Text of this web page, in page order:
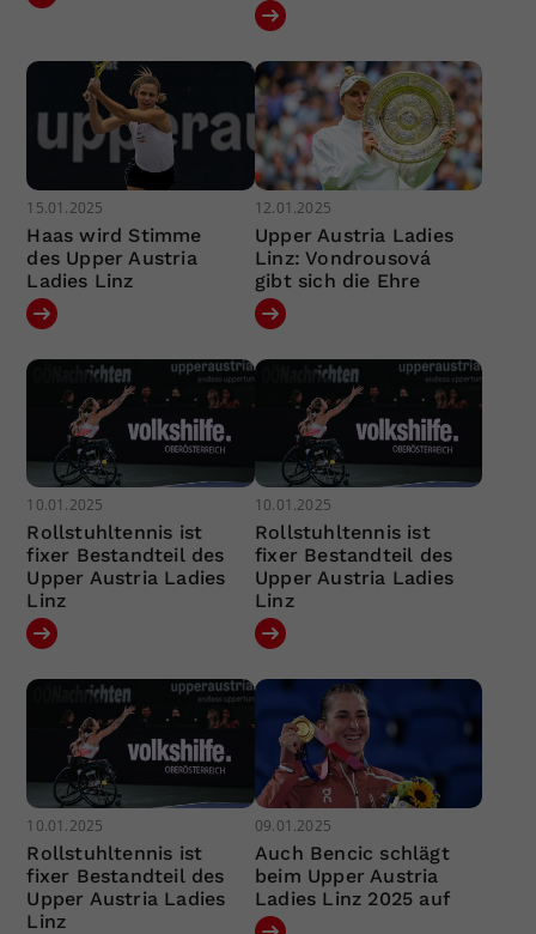
15.01.2025
Haas wird Stimme
des Upper Austria
Ladies Linz
12.01.2025
Upper Austria Ladies
Linz: Vondrousová
gibt sich die Ehre
10.01.2025
Rollstuhltennis ist
fixer Bestandteil des
Upper Austria Ladies
Linz
10.01.2025
Rollstuhltennis ist
fixer Bestandteil des
Upper Austria Ladies
Linz
10.01.2025
Rollstuhltennis ist
fixer Bestandteil des
Upper Austria Ladies
Linz
09.01.2025
Auch Bencic schlägt
beim Upper Austria
Ladies Linz 2025 auf